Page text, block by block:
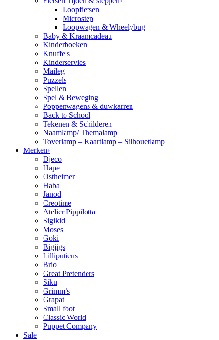
Loopfietsen
Microstep
Loopwagen & Wheelybug
Baby & Kraamcadeau
Kinderboeken
Knuffels
Kinderservies
Maileg
Puzzels
Spellen
Spel & Beweging
Poppenwagens & duwkarren
Back to School
Tekenen & Schilderen
Naamlamp/ Themalamp
Toverlamp – Kaartlamp – Silhouetlamp
Merken›
Djeco
Hape
Ostheimer
Haba
Janod
Creotime
Atelier Pippilotta
Sigikid
Moses
Goki
Bigjigs
Lilliputiens
Brio
Great Pretenders
Siku
Grimm’s
Grapat
Small foot
Classic World
Puppet Company
Sale